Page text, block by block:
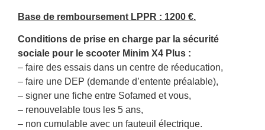
Base de remboursement LPPR : 1200 €.
Conditions de prise en charge par la sécurité
sociale pour le scooter Minim X4 Plus :
– faire des essais dans un centre de réeducation,
– faire une DEP (demande d’entente préalable),
– signer une fiche entre Sofamed et vous,
– renouvelable tous les 5 ans,
– non cumulable avec un fauteuil électrique.